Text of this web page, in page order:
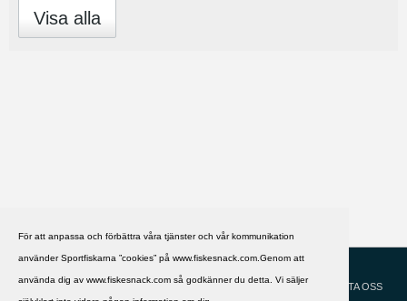
För att anpassa och förbättra våra tjänster och vår kommunikation
använder Sportfiskarna ”cookies” på www.fiskesnack.com.Genom att
använda dig av www.fiskesnack.com så godkänner du detta. Vi säljer
Visa alla
HJÄLP
KONTAKTA OSS